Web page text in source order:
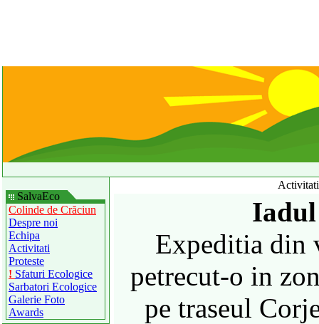
SalvaEco
Colinde de Crăciun
Despre noi
Echipa
Activitati
Proteste
! Sfaturi Ecologice
Sarbatori Ecologice
Galerie Foto
Awards
Iadul
Expeditia din
petrecut-o in
pe traseul